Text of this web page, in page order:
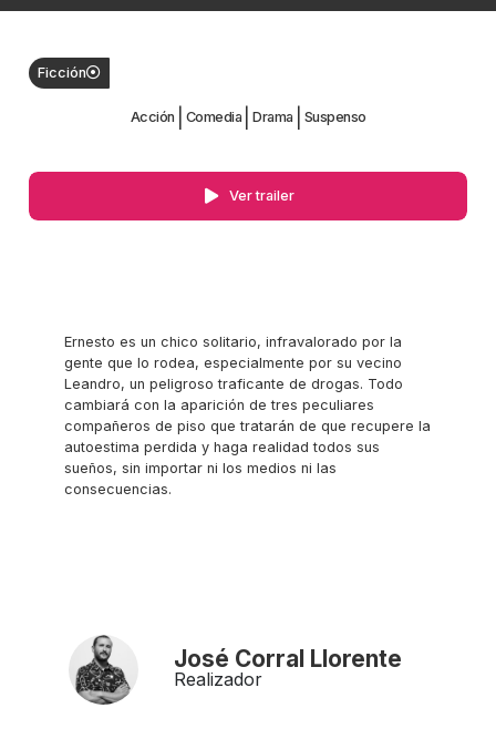
Ficción
Acción Comedia Drama Suspenso
Ver trailer
Ernesto es un chico solitario, infravalorado por la
gente que lo rodea, especialmente por su vecino
Leandro, un peligroso traficante de drogas. Todo
cambiará con la aparición de tres peculiares
compañeros de piso que tratarán de que recupere la
autoestima perdida y haga realidad todos sus
sueños, sin importar ni los medios ni las
consecuencias.
José Corral Llorente
Realizador